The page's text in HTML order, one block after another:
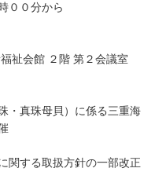
０分から
祉会館 ２階 第２会議室
・真珠母貝）に係る三重海
関する取扱方針の一部改正